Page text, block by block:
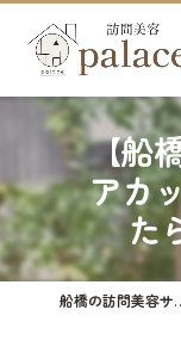
【船
アカ
た
船橋の訪問美